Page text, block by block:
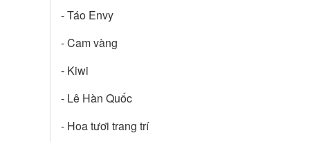
- Táo Envy
- Cam vàng
- Kiwi
- Lê Hàn Quốc
- Hoa tươi trang trí